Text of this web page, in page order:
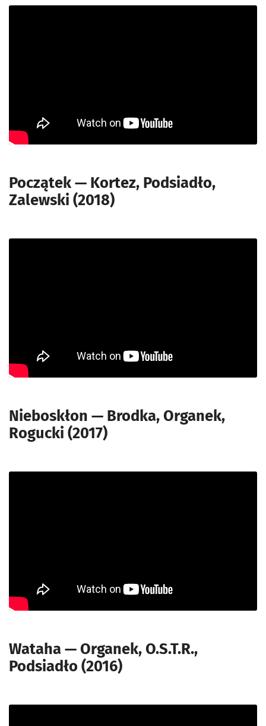
Początek — Kortez, Podsiadło,
Zalewski (2018)
Nieboskłon — Brodka, Organek,
Rogucki (2017)
Wataha — Organek, O.S.T.R.,
Podsiadło (2016)